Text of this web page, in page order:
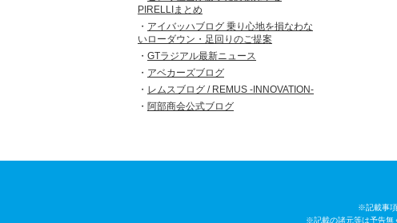
PIRELLIまとめ
アイバッハブログ 乗り心地を損なわな
いローダウン・足回りのご提案
GTラジアル最新ニュース
アベカーズブログ
レムスブログ / REMUS -INNOVATION-
阿部商会公式ブログ
※記載事
※記載の諸元等は予告無